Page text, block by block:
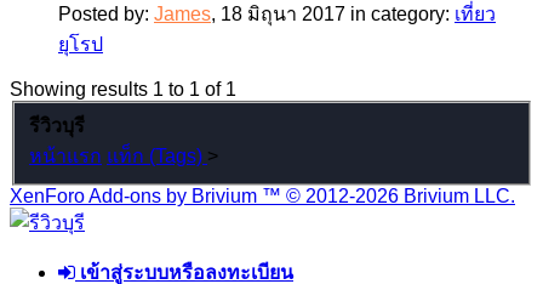
Posted by: James, 18 มิถุนา 2017 in category: เที่ยว
ยุโรป
Showing results 1 to 1 of 1
รีวิวบุรี
หน้าแรก แท็ก (Tags) >
XenForo Add-ons by Brivium ™ © 2012-2026 Brivium LLC.
เข้าสู่ระบบหรือลงทะเบียน